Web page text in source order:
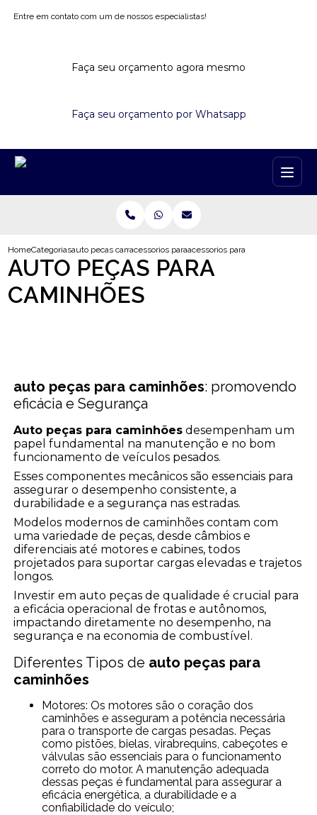
Entre em contato com um de nossos especialistas!
Faça seu orçamento agora mesmo
Faça seu orçamento por Whatsapp
HomeCategoriasauto pecas caminhoesacessorios para caminhao scania
acessorios para caminhao ford
AUTO PEÇAS PARA
CAMINHÕES
auto peças para caminhões: promovendo
eficácia e Segurança
Auto peças para caminhões desempenham um
papel fundamental na manutenção e no bom
funcionamento de veículos pesados.
Esses componentes mecânicos são essenciais para
assegurar o desempenho consistente, a
durabilidade e a segurança nas estradas.
Modelos modernos de caminhões contam com
uma variedade de peças, desde câmbios e
diferenciais até motores e cabines, todos
projetados para suportar cargas elevadas e trajetos
longos.
Investir em auto peças de qualidade é crucial para
a eficácia operacional de frotas e autônomos,
impactando diretamente no desempenho, na
segurança e na economia de combustível.
Diferentes Tipos de auto peças para
caminhões
Motores: Os motores são o coração dos
caminhões e asseguram a potência necessária
para o transporte de cargas pesadas. Peças
como pistões, bielas, virabrequins, cabeçotes e
válvulas são essenciais para o funcionamento
correto do motor. A manutenção adequada
dessas peças é fundamental para assegurar a
eficácia energética, a durabilidade e a
confiabilidade do veículo;